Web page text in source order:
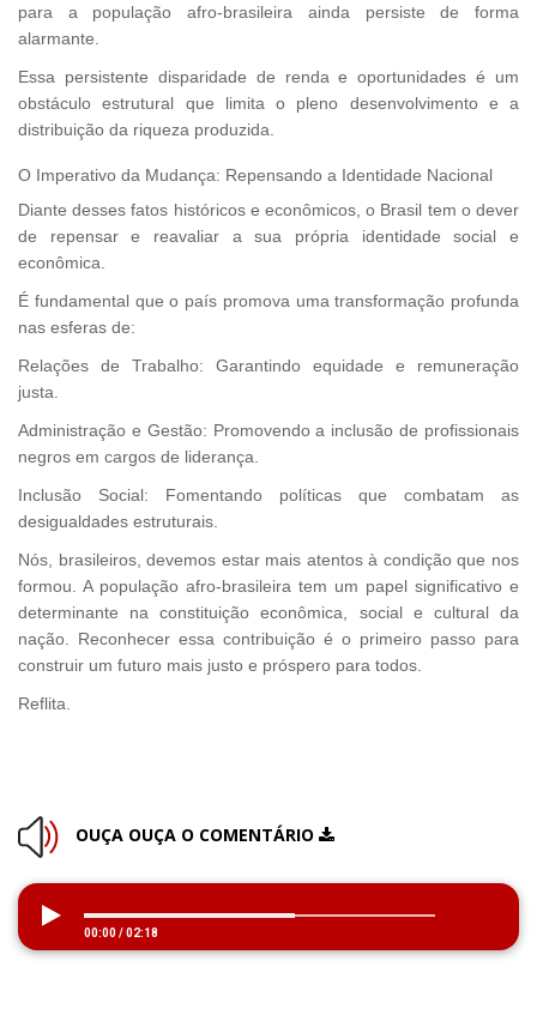
para a população afro-brasileira ainda persiste de forma
alarmante.
Essa persistente disparidade de renda e oportunidades é um
obstáculo estrutural que limita o pleno desenvolvimento e a
distribuição da riqueza produzida.
O Imperativo da Mudança: Repensando a Identidade Nacional
Diante desses fatos históricos e econômicos, o Brasil tem o dever
de repensar e reavaliar a sua própria identidade social e
econômica.
É fundamental que o país promova uma transformação profunda
nas esferas de:
Relações de Trabalho: Garantindo equidade e remuneração
justa.
Administração e Gestão: Promovendo a inclusão de profissionais
negros em cargos de liderança.
Inclusão Social: Fomentando políticas que combatam as
desigualdades estruturais.
Nós, brasileiros, devemos estar mais atentos à condição que nos
formou. A população afro-brasileira tem um papel significativo e
determinante na constituição econômica, social e cultural da
nação. Reconhecer essa contribuição é o primeiro passo para
construir um futuro mais justo e próspero para todos.
Reflita.
OUÇA OUÇA O COMENTÁRIO
00:00/02:18